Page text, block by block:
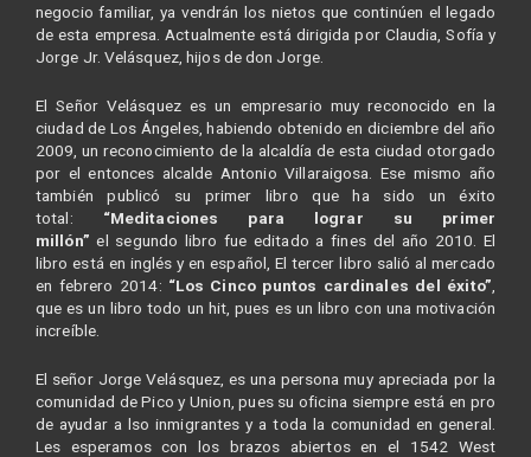
negocio familiar, ya vendrán los nietos que continúen el legado
de esta empresa. Actualmente está dirigida por Claudia, Sofía y
Jorge Jr. Velásquez, hijos de don Jorge.
El Señor Velásquez es un empresario muy reconocido en la
ciudad de Los Ángeles, habiendo obtenido en diciembre del año
2009, un reconocimiento de la alcaldía de esta ciudad otorgado
por el entonces alcalde Antonio Villaraigosa. Ese mismo año
también publicó su primer libro que ha sido un éxito
total: “Meditaciones para lograr su primer
millón”el segundo libro fue editado a fines del año 2010. El
libro está en inglés y en español, El tercer libro salió al mercado
en febrero 2014: “Los Cinco puntos cardinales del éxito”
que es un libro todo un hit, pues es un libro con una motivación
increíble.
El señor Jorge Velásquez, es una persona muy apreciada por la
comunidad de Pico y Union, pues su oficina siempre está en pro
de ayudar a lso inmigrantes y a toda la comunidad en general.
Les esperamos con los brazos abiertos en el 1542 West